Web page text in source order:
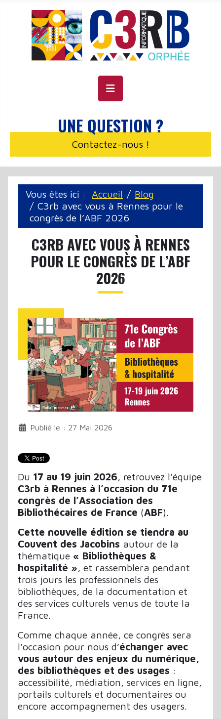
UNE QUESTION ?
Contactez-nous !
Vous êtes ici : Accueil
Blog
C3rb avec vous à Rennes pour le
congrès de l’ABF 2026
C3RB AVEC VOUS À RENNES
POUR LE CONGRÈS DE L’ABF
2026
Publié le : 27 Mai 2026
Du 17 au 19 juin 2026, retrouvez l’équipe
C3rb à Rennes à l’occasion du 71e
congrès de l’Association des
Bibliothécaires de France (ABF).
Cette nouvelle édition se tiendra au
Couvent des Jacobins autour de la
thématique « Bibliothèques &
hospitalité », et rassemblera pendant
trois jours les professionnels des
bibliothèques, de la documentation et
des services culturels venus de toute la
France.
Comme chaque année, ce congrès sera
l’occasion pour nous d’échanger avec
vous autour des enjeux du numérique,
des bibliothèques et des usages :
accessibilité, médiation, services en ligne,
portails culturels et documentaires ou
encore accompagnement des usagers.